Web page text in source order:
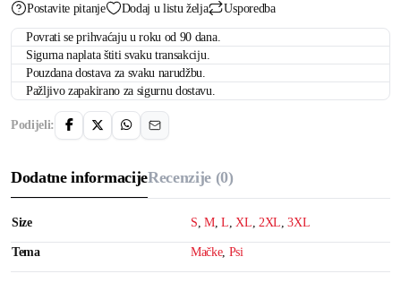
Postavite pitanje Dodaj u listu želja Usporedba
Povrati se prihvaćaju u roku od 90 dana.
Sigurna naplata štiti svaku transakciju.
Pouzdana dostava za svaku narudžbu.
Pažljivo zapakirano za sigurnu dostavu.
Podijeli:
Dodatne informacijeRecenzije (0)
Size S ,M,L XL 2XL ,3XL
Tema Mačke, Psi